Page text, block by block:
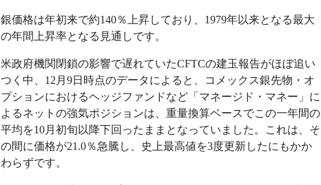
銀価格は年初来で約140％上昇しており、1979年以来となる最大
の年間上昇率となる見通しです。
米政府機関閉鎖の影響で遅れていたCFTCの建玉報告がほぼ追い
つく中、12月9日時点のデータによると、コメックス銀先物・オ
プションにおけるヘッジファンドなど「マネージド・マネー」に
よるネットの強気ポジションは、重量換算ベースでこの一年間の
平均を10月初旬以降下回ったままとなっていました。これは、そ
の間に価格が21.0％急騰し、史上最高値を3度更新したにもかか
わらずです。